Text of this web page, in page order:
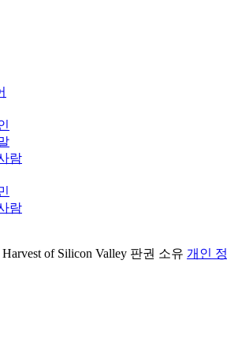
람
람
of Silicon Valley 판권 소유 개인